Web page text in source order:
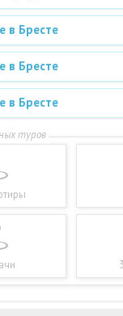
в Бресте
в Бресте
в Бресте